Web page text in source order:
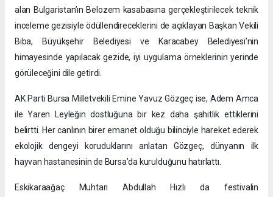
alan Bulgaristan’ın Belozem kasabasına gerçekleştirilecek teknik
inceleme gezisiyle ödüllendireceklerini de açıklayan Başkan Vekili
Biba, Büyükşehir Belediyesi ve Karacabey Belediyesi’nin
himayesinde yapılacak gezide, iyi uygulama örneklerinin yerinde
görüleceğini dile getirdi.
AK Parti Bursa Milletvekili Emine Yavuz Gözgeç ise, Adem Amca
ile Yaren Leyleğin dostluğuna bir kez daha şahitlik ettiklerini
belirtti. Her canlının birer emanet olduğu bilinciyle hareket ederek
ekolojik dengeyi koruduklarını anlatan Gözgeç, dünyanın ilk
hayvan hastanesinin de Bursa’da kurulduğunu hatırlattı.
Eskikaraağaç Muhtarı Abdullah Hızlı da festivalin